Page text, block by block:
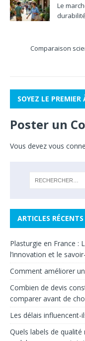
Le
durabilité
Comparaison
SOYEZ LE
Poster un
Vous devez vous
ARTICLES RÉCENTS
Plasturgie en France :
l’innovation et le
Comment améliorer
Combien de devis
comparer avant de
Les délais
Quels labels de